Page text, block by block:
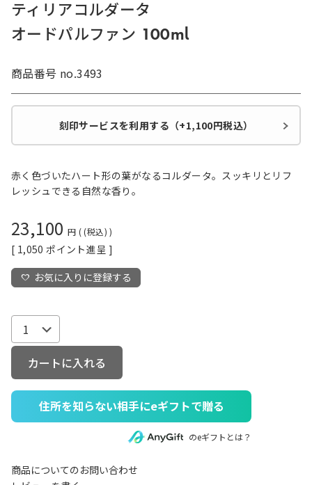
ティリアコルダータ
オードパルファン 100ml
商品番号 no.3493
刻印サービスを利用する（+1,100円税込）
赤く色づいたハート形の葉がなるコルダータ。スッキリとリフ
レッシュできる自然な香り。
23,100 税込
[ 1,050 ポイント進呈 ]
お気に入りに登録する
カートに入れる
住所を知らない相手にeギフトで贈る
のeギフトとは？
商品についてのお問い合わせ